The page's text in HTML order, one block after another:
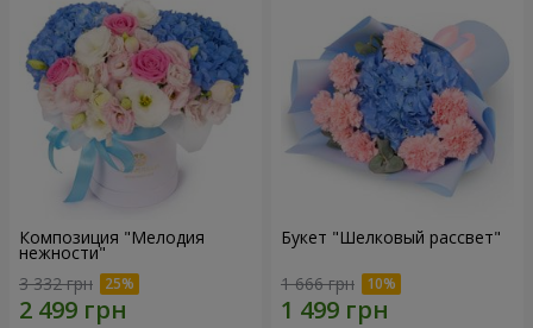
Композиция "Мелодия
нежности"
3 332 грн
Букет "Шелковый рассвет"
1 666 грн